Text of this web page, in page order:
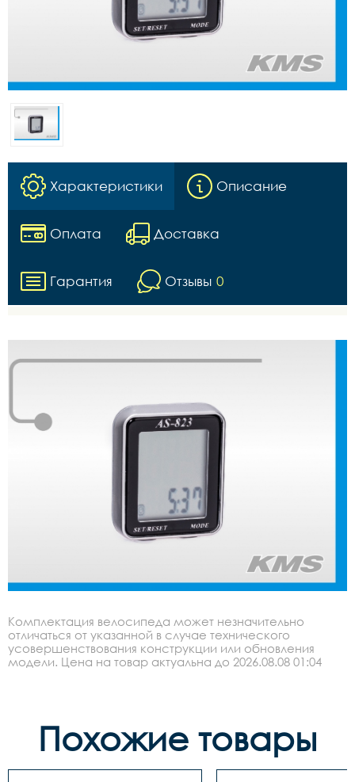
Характеристики Описание
Оплата Доставка
Гарантия Отзывы 0
Комплектация велосипеда может незначительно
отличаться от указанной в случае технического
усовершенствования конструкции или обновления
модели. Цена на товар актуальна до 2026.08.08 01:04
Похожие товары